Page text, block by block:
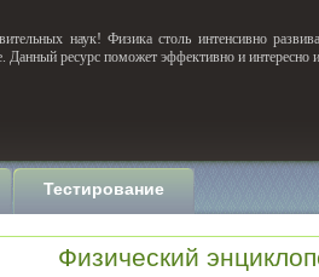
наук! Физика столь интенсивно
Данный ресурс поможет эффективно и интересно
Тестирование
Физический